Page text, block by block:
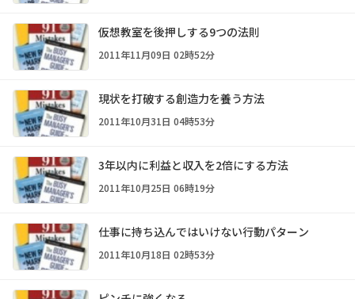
仮想教室を後押しする9つの法則
2011年11月09日 02時52分
現状を打破する創造力を養う方法
2011年10月31日 04時53分
3年以内に利益と収入を2倍にする方法
2011年10月25日 06時19分
仕事に持ち込んではいけない行動パターン
2011年10月18日 02時53分